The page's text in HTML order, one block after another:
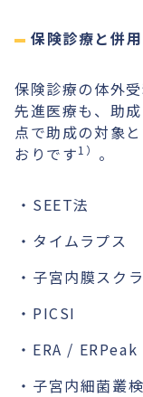
保険診療と併
保険診療の体外
先進医療も、助
点で助成の対象
おりです1） 。
SEET法
タイムラプス
子宮内膜スク
PICSI
ERA / ERPeak
子宮内細菌叢